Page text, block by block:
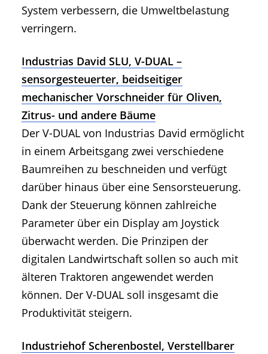
System verbessern, die Umweltbelastung
verringern.
Industrias David SLU, V-DUAL –
sensorgesteuerter, beidseitiger
mechanischer Vorschneider für Oliven,
Zitrus- und andere Bäume
Der V-DUAL von Industrias David ermöglicht
in einem Arbeitsgang zwei verschiedene
Baumreihen zu beschneiden und verfügt
darüber hinaus über eine Sensorsteuerung.
Dank der Steuerung können zahlreiche
Parameter über ein Display am Joystick
überwacht werden. Die Prinzipen der
digitalen Landwirtschaft sollen so auch mit
älteren Traktoren angewendet werden
können. Der V-DUAL soll insgesamt die
Produktivität steigern.
Industriehof Scherenbostel, Verstellbarer